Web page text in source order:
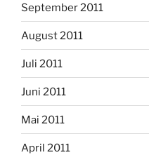
September 2011
August 2011
Juli 2011
Juni 2011
Mai 2011
April 2011